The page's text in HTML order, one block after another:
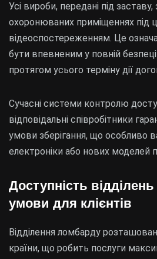
Усі вироби, передані під
охоронюваних приміщеннях під
відеоспостереженням. Це
бути впевненим у повній безпеці
протягом усього терміну дії
Сучасні системи контролю
відповідальні співробітники
умови зберігання, що особливо
електроніки або нових моделей
Доступність відділень
умови для клієнтів
Відділення ломбарду
країни, що робить послуги